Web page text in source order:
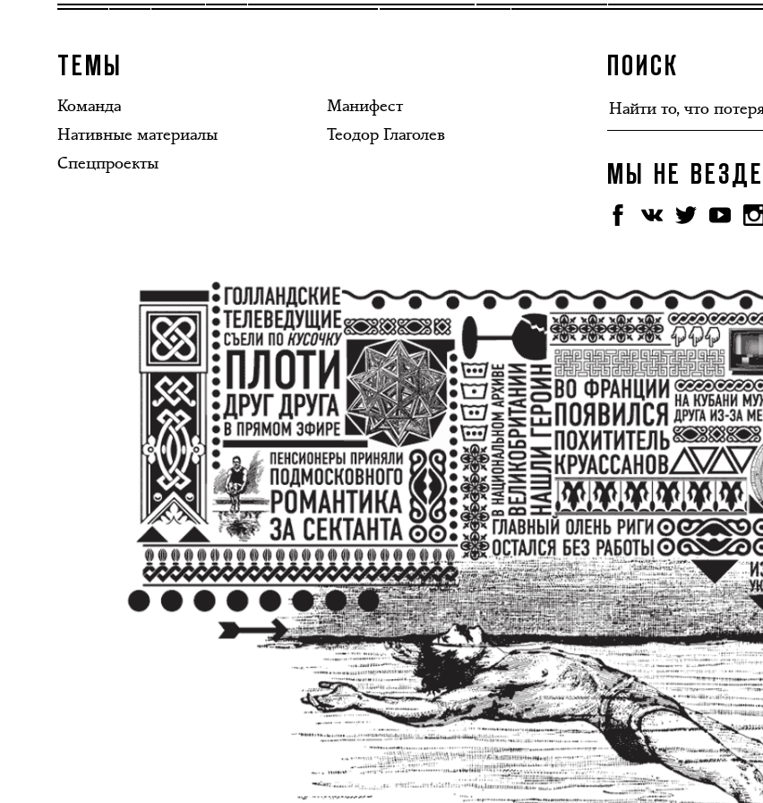
ТЕМЫ
Команда
Манифест
Нативные материалы
Теодор Глаголев
Спецпроекты
ПОИСК
МЫ НЕ ВЕЗДЕ